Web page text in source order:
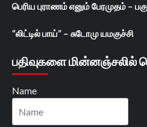
பெரிய புராணம் எனும் பேரமுதம் –
“லிட்டில் பாய்” – சுடோமு யமகுச்சி
பதிவுகளை மின்னஞ்சலில்
Name